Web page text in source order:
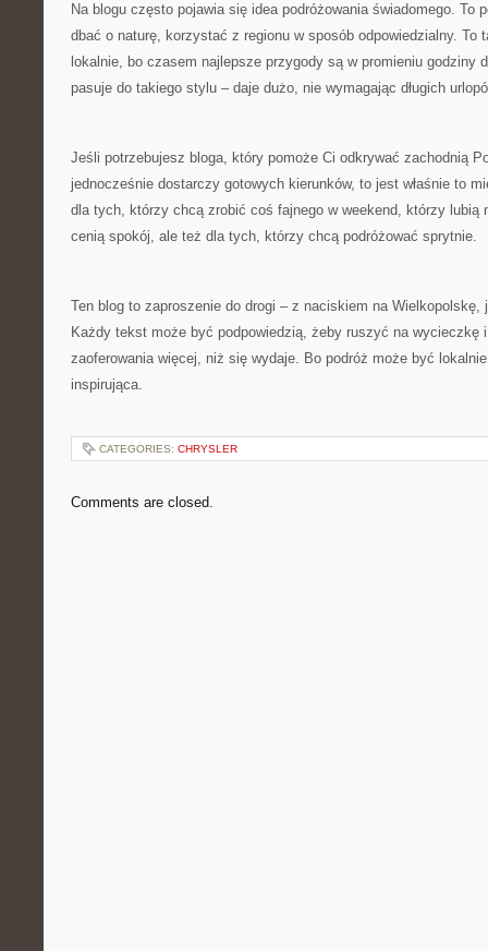
Na blogu często pojawia się idea podróżowania świadomego. To
dbać o naturę, korzystać z regionu w sposób odpowiedzialny. To
lokalnie, bo czasem najlepsze przygody są w promieniu godziny
pasuje do takiego stylu – daje dużo, nie wymagając długich
Jeśli potrzebujesz bloga, który pomoże Ci odkrywać zachodnią
jednocześnie dostarczy gotowych kierunków, to jest właśnie to
dla tych, którzy chcą zrobić coś fajnego w weekend, którzy lubią
cenią spokój, ale też dla tych, którzy chcą podróżować sprytnie.
Ten blog to zaproszenie do drogi – z naciskiem na Wielkopolskę,
Każdy tekst może być podpowiedzią, żeby ruszyć na wycieczkę
zaoferowania więcej, niż się wydaje. Bo podróż może być
inspirująca.
CATEGORIES: CHRYSLER
Comments are closed.